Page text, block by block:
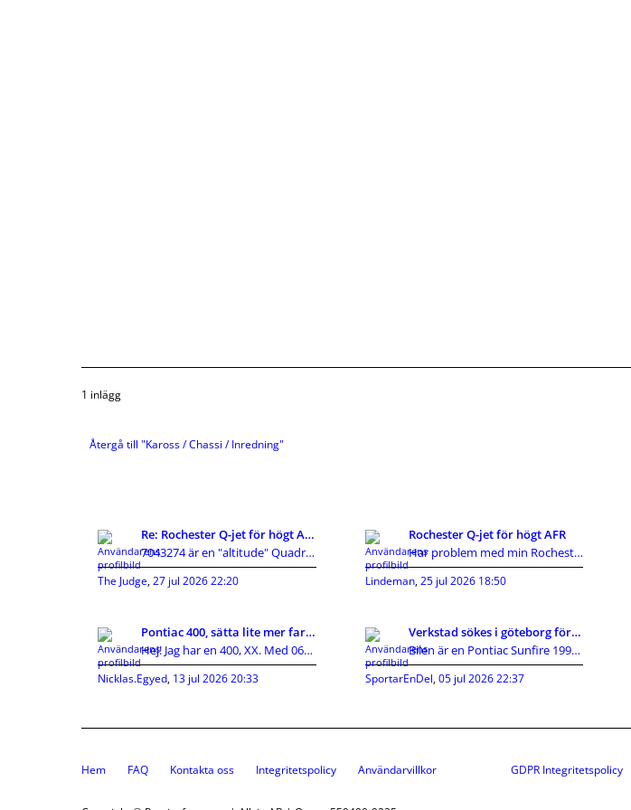
1 inlägg
Återgå till "Kaross / Chassi / Inredning"
Re: Rochester Q-jet för högt AFR
7043274 är en "altitude" Quadrajet vilket innebär
The Judge,27 jul 2026 22:20
Rochester Q-jet för högt AFR
Har problem med min Rochester Q-jet. Är en 7043274
Lindeman,25 jul 2026 18:50
Pontiac 400, sätta lite mer fart på snurran.
Hej! Jag har en 400, XX. Med 061 toppar. Förgas
Nicklas.Egyed, 13 jul 2026 20:33
Verkstad sökes i göteborg för en Sunfire 1999
Bilen är en Pontiac Sunfire 1999, convertable, 2.4
SportarEnDel,05 jul 2026 22:37
Hem FAQ Kontakta oss Integritetspolicy Användarvillkor
GDPR Integritetspolicy